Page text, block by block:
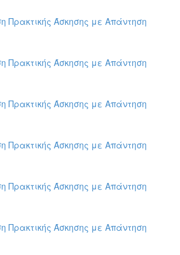
Πρακτικής Άσκησης με Απάντηση
Πρακτικής Άσκησης με Απάντηση
Πρακτικής Άσκησης με Απάντηση
Πρακτικής Άσκησης με Απάντηση
Πρακτικής Άσκησης με Απάντηση
Πρακτικής Άσκησης με Απάντηση